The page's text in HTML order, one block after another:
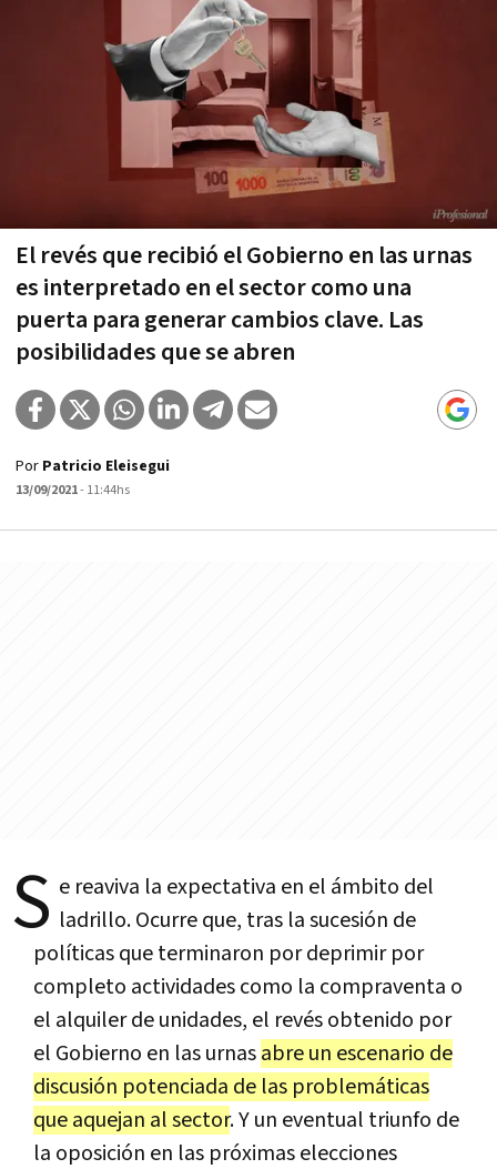
El revés que recibió el Gobierno en las urnas
es interpretado en el sector como una
puerta para generar cambios clave. Las
posibilidades que se abren
Por Patricio Eleisegui
13/09/2021- 11:44hs
S e reaviva la expectativa en el ámbito del
ladrillo. Ocurre que, tras la sucesión de
políticas que terminaron por deprimir por
completo actividades como la compraventa o
el alquiler de unidades, el revés obtenido por
el Gobierno en las urnasabre un escenario de
discusión potenciada de las problemáticas
que aquejan al sector. Y un eventual triunfo de
la oposición en las próximas elecciones